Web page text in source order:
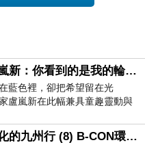
兒童寫生比賽得獎
兒童們於畫紙上的
區請遊客入園佩戴
當代藝術家盧嵐新：你看到的是我的輪廓，還是你的故事？——藏在藍色裡的希望與光
藍色裡，卻把希望留在光
盧嵐新在此幅兼具童趣靈動與
，用湛藍的羽翼般色塊包覆著
計畫趕不上變化的九州行 (8) B-CON環球塔